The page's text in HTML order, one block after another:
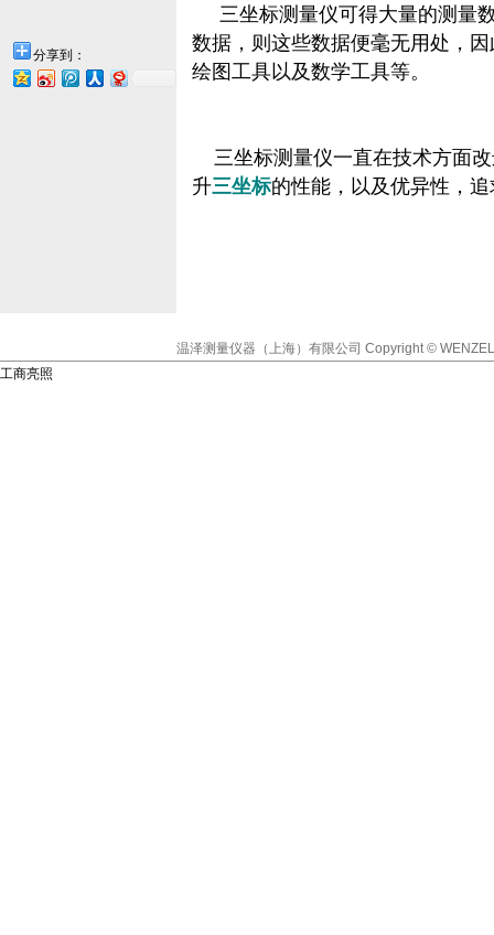
分享到：
三坐标测量仪可得大量的测量
数据，则这些数据便毫无用处，
绘图工具以及数学工具等。
三坐标测量仪一直在技术方面
升三坐标的性能，以及优异性，
温泽测量仪器（上海）有限公司 Copyright ©
工商亮照